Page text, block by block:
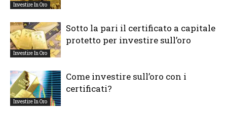
Investire In Oro
Investire In Oro
Sotto la pari il certificato a capitale
protetto per investire sull’oro
Investire In Oro
Come investire sull’oro con i
certificati?